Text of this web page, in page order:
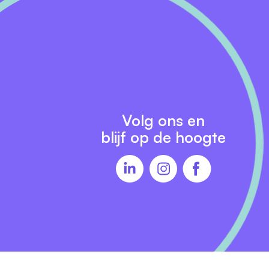
Volg ons en
blijf op de hoogte